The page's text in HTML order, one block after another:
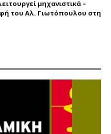
μηχανιστικά –
του Αλ. Γιωτόπουλου στη